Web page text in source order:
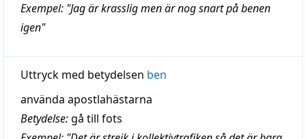
Exempel: "Jag är krasslig men är nog snart på benen
igen"
Uttryck med betydelsen ben
använda apostlahästarna
Betydelse:gå till fots